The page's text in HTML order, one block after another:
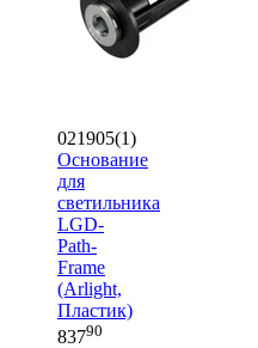
021905(1)
Основание
для
светильника
LGD-
Path-
Frame
(Arlight,
Пластик)
83790